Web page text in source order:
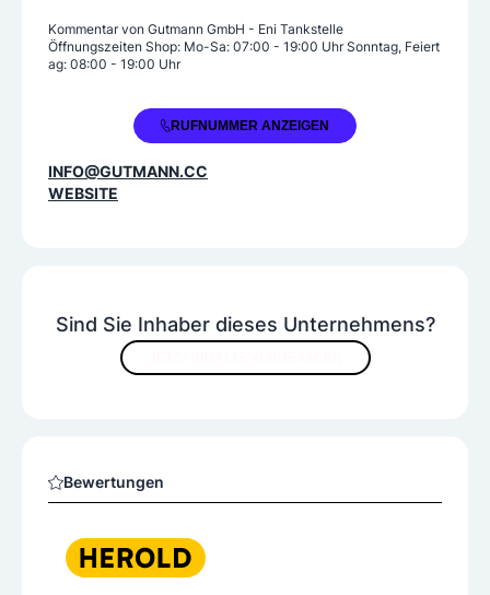
Sind Sie Inhaber dieses Unternehmens?
Bewertungen
Kommentar von Gutmann GmbH - Eni Tankstelle
Öffnungszeiten Shop: Mo-Sa: 07:00 - 19:00 Uhr Sonntag, Feiert
ag: 08:00 - 19:00 Uhr
+43 50 2277 6372RUFNUMMER ANZEIGEN
INFO@GUTMANN.CC
WEBSITE